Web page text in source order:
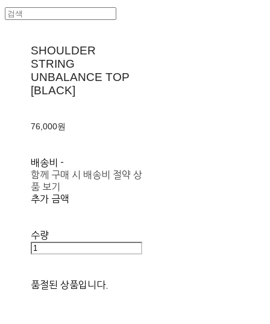
SHOULDER
STRING
UNBALANCE TOP
[BLACK]
76,000원
배송비-
함께 구매 시 배송비 절약 상
품 보기
추가 금액
수량
품절된 상품입니다.